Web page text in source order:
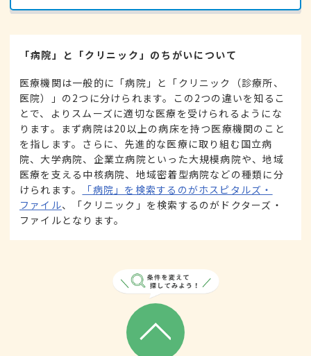
「病院」と「クリニック」のちがいについて
医療機関は一般的に「病院」と「クリニック（診療所、
医院）」の2つに分けられます。この2つの違いを知るこ
とで、よりスムーズに適切な医療を受けられるようにな
ります。まず病院は20以上の病床を持つ医療機関のこと
を指します。さらに、先進的な医療に取り組む国立病
院、大学病院、企業立病院といった大規模病院や、地域
医療を支える中核病院、地域密着型病院などの種類に分
けられます。
「病院」を検索するのがホスピタルズ・
ファイル、「クリニック」を検索するのがドクターズ・
ファイルとなります。